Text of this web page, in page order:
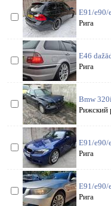
E91/e90/
Рига
E46
Рига
Bmw
Рижский
E91/e90/
Рига
E91/e90/
Рига